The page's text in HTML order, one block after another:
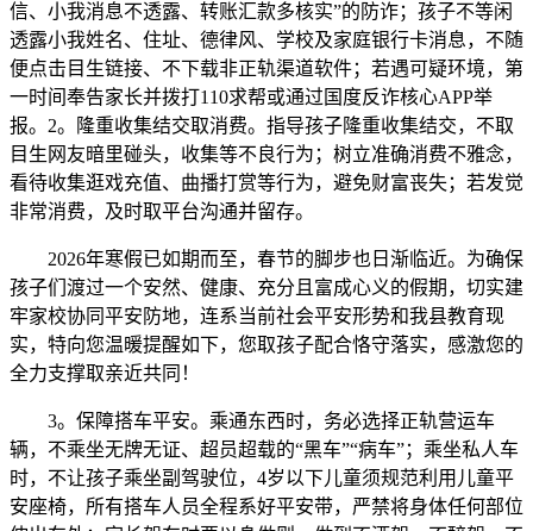
信、小我消息不透露、转账汇款多核实”的防诈；孩子不等闲
透露小我姓名、住址、德律风、学校及家庭银行卡消息，不随
便点击目生链接、不下载非正轨渠道软件；若遇可疑环境，第
一时间奉告家长并拨打110求帮或通过国度反诈核心APP举
报。2。隆重收集结交取消费。指导孩子隆重收集结交，不取
目生网友暗里碰头，收集等不良行为；树立准确消费不雅念，
看待收集逛戏充值、曲播打赏等行为，避免财富丧失；若发觉
非常消费，及时取平台沟通并留存。
2026年寒假已如期而至，春节的脚步也日渐临近。为确保
孩子们渡过一个安然、健康、充分且富成心义的假期，切实建
牢家校协同平安防地，连系当前社会平安形势和我县教育现
实，特向您温暖提醒如下，您取孩子配合恪守落实，感激您的
全力支撑取亲近共同！
3。保障搭车平安。乘通东西时，务必选择正轨营运车
辆，不乘坐无牌无证、超员超载的“黑车”“病车”；乘坐私人车
时，不让孩子乘坐副驾驶位，4岁以下儿童须规范利用儿童平
安座椅，所有搭车人员全程系好平安带，严禁将身体任何部位